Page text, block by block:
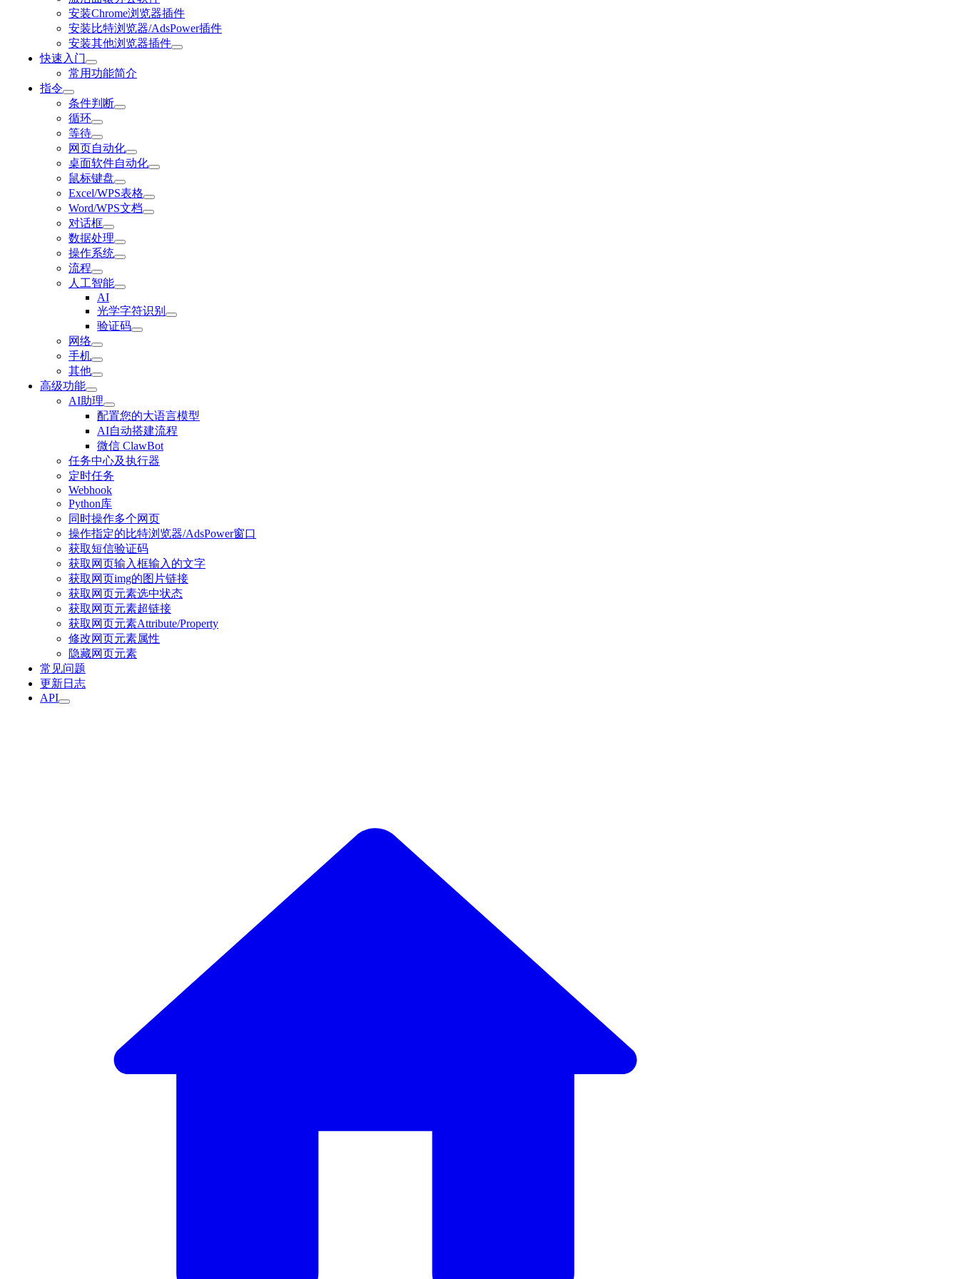
安装Chrome浏览器插件
安装比特浏览器/AdsPower插件
安装其他浏览器插件
快速入门
常用功能简介
指令
条件判断
循环
等待
网页自动化
桌面软件自动化
鼠标键盘
Excel/WPS表格
Word/WPS文档
对话框
数据处理
操作系统
流程
人工智能
AI
光学字符识别
验证码
网络
手机
其他
高级功能
AI助理
配置您的大语言模型
AI自动搭建流程
微信 ClawBot
任务中心及执行器
定时任务
Webhook
Python库
同时操作多个网页
操作指定的比特浏览器/AdsPower窗口
获取短信验证码
获取网页输入框输入的文字
获取网页img的图片链接
获取网页元素选中状态
获取网页元素超链接
获取网页元素Attribute/Property
修改网页元素属性
隐藏网页元素
常见问题
更新日志
API